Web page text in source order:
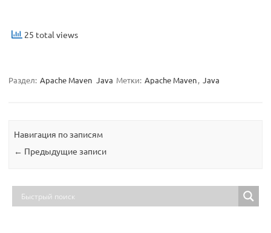
25 total views
Раздел: Apache Maven Java Метки: Apache Maven, Java
Навигация по записям
← Предыдущие записи